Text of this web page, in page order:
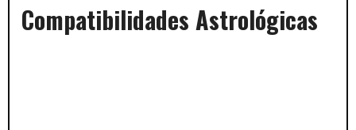
Compatibilidades Astrológicas